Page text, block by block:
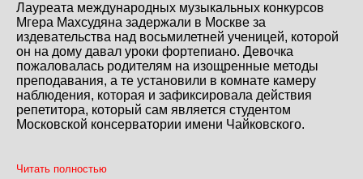
Лауреата международных музыкальных конкурсов
Мгера Махсудяна задержали в Москве за
издевательства над восьмилетней ученицей, которой
он на дому давал уроки фортепиано. Девочка
пожаловалась родителям на изощренные методы
преподавания, а те установили в комнате камеру
наблюдения, которая и зафиксировала действия
репетитора, который сам является студентом
Московской консерватории имени Чайковского.
Читать полностью